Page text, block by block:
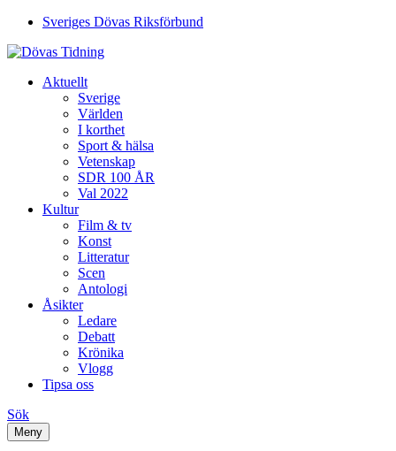
Sveriges Dövas Riksförbund
Aktuellt
Sverige
Världen
I korthet
Sport & hälsa
Vetenskap
SDR 100 ÅR
Val 2022
Kultur
Film & tv
Konst
Litteratur
Scen
Antologi
Åsikter
Ledare
Debatt
Krönika
Vlogg
Tipsa oss
Sök
Meny